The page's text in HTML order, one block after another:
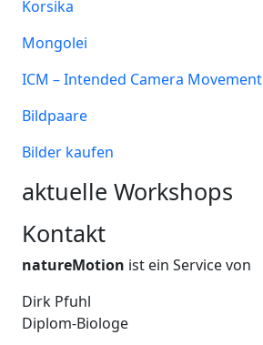
Korsika
Mongolei
ICM – Intended Camera Movement
Bildpaare
Bilder kaufen
aktuelle Workshops
Kontakt
natureMotion ist ein Service von
Dirk Pfuhl
Diplom-Biologe